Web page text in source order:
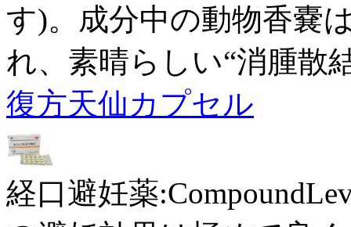
す)。成分中の動物香嚢
れ、素晴らしい“消腫散
復方天仙カプセル
経口避妊薬